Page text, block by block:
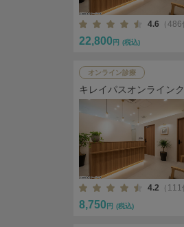
4.6 （486
22,800 円 (税込)
オンライン診療
キレイパスオンライン
4.2 （111
8,750 円 (税込)